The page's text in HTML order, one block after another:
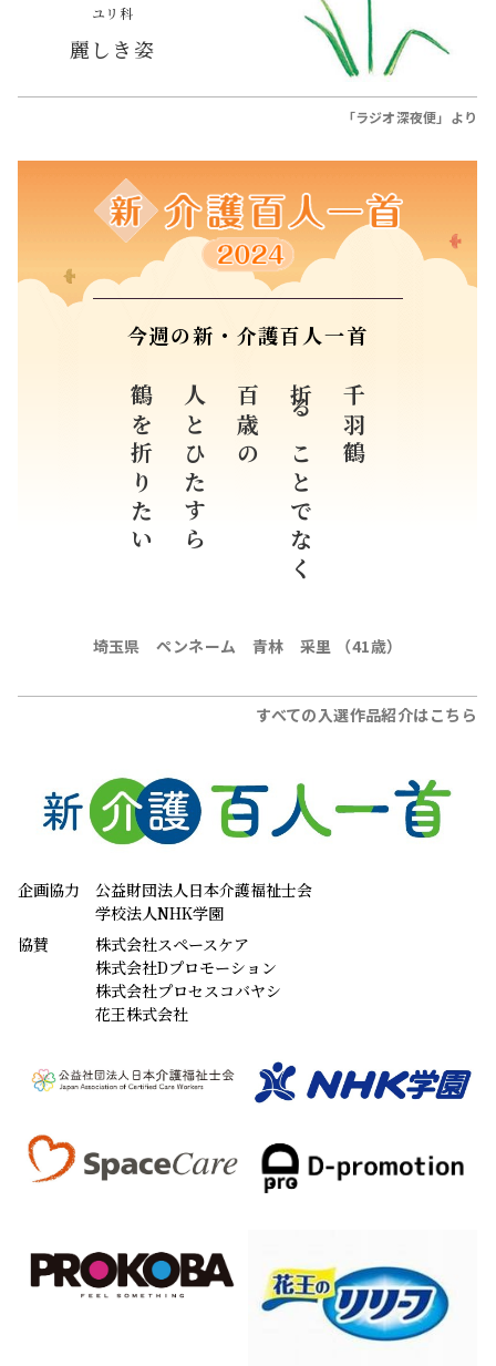
ユリ科
麗しき姿
「ラジオ深夜便」より
今週の新・介護百人一首
千羽鶴
折ることでなく
百歳の
人とひたすら
鶴を折りたい
埼玉県 ペンネーム 青林 采里 （41歳）
すべての入選作品紹介はこちら
企画協力
公益財団法人日本介護福祉士会
学校法人NHK学園
協賛
株式会社スペースケア
株式会社Dプロモーション
株式会社プロセスコバヤシ
花王株式会社